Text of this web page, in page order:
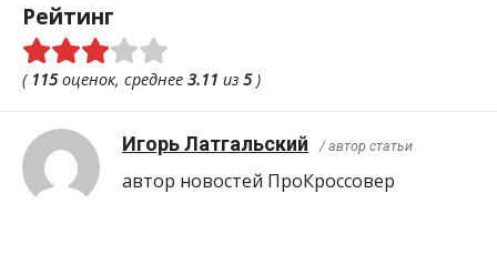
Рейтинг
( 115оценок, среднее 3.11 из 5)
Игорь Латгальский / автор статьи
автор новостей ПроКроcсовер